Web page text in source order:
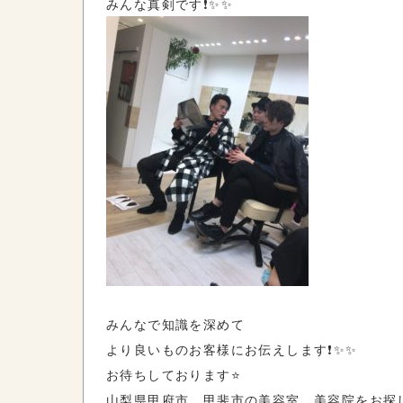
みんな真剣です❗️✨✨
みんなで知識を深めて
より良いものお客様にお伝えします❗️✨✨
お待ちしております⭐️
山梨県甲府市、甲斐市の美容室、美容院をお探